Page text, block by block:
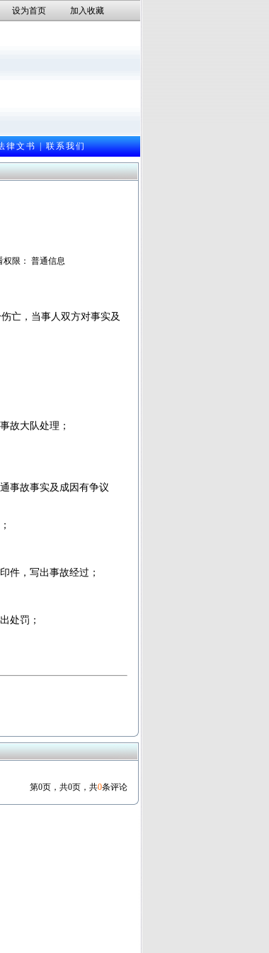
设为首页 加入收藏
律文书|联系我们
权限： 普通信息
亡，当事人双方对事实及
故大队处理；
事故事实及成因有争议
件，写出事故经过；
处罚；
第0页，共0页，共0条评论